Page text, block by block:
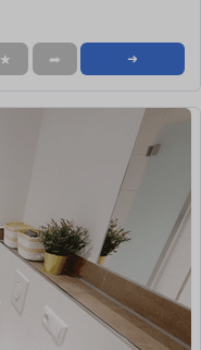
★ ➦ ➜